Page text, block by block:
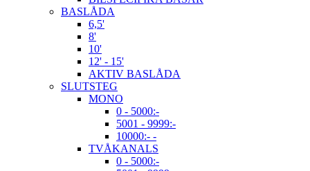
BASLÅDA
6,5'
8'
10'
12' - 15'
AKTIV BASLÅDA
SLUTSTEG
MONO
0 - 5000:-
5001 - 9999:-
10000:- -
TVÅKANALS
0 - 5000:-